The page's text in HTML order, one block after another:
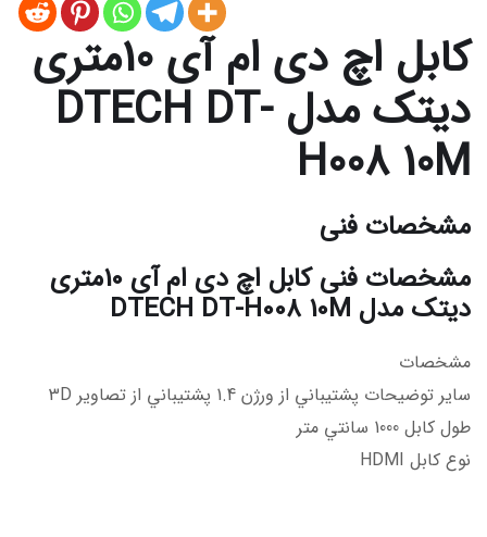
کابل اچ دی ام آی 10متری
دیتک مدل DTECH DT-
H008 10M
مشخصات فنی
مشخصات فنی کابل اچ دی ام آی 10متری
دیتک مدل DTECH DT-H008 10M
مشخصات
سایر توضیحات پشتيباني از ورژن 1.4 پشتيباني از تصاوير 3D
طول کابل 1000 سانتي متر
نوع کابل HDMI